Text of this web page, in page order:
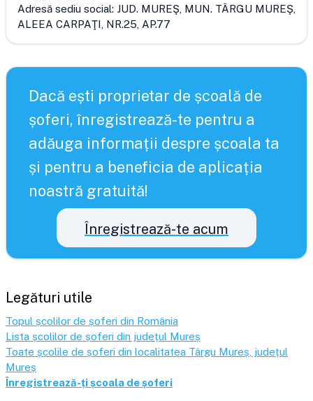
Adresă sediu social: JUD. MUREŞ, MUN. TÂRGU MUREŞ,
ALEEA CARPAŢI, NR.25, AP.77
Dacă ești proprietar de școală de
șoferi, înregistrează-te pentru a
adăuga informații despre școala ta
și pentru a beneficia de aplicația
noastră gratuită!
Înregistrează-te acum
Legături utile
Topul școlilor de șoferi din România
Lista școlilor de șoferi din județul Mureș
Toate școlile de șoferi din localitatea Târgu Mureș , județul
Mureș
Înregistrează-ți școala de șoferi